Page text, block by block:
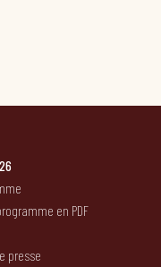
en PDF
presse